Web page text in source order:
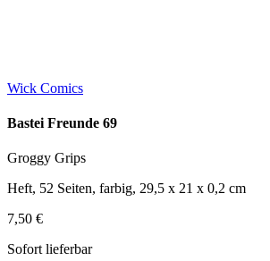
Wick Comics
Bastei Freunde 69
Groggy Grips
Heft, 52 Seiten, farbig, 29,5 x 21 x 0,2 cm
7,50 €
Sofort lieferbar